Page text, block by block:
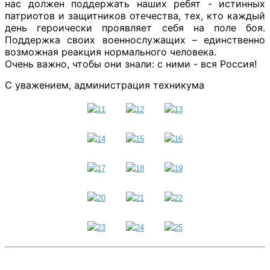
нас должен поддержать наших ребят - истинных
патриотов и защитников отечества, тех, кто каждый
день героически проявляет себя на поле боя.
Поддержка своих военнослужащих – единственно
возможная реакция нормального человека.
Очень важно, чтобы они знали: с ними - вся Россия!
С уважением, администрация техникума